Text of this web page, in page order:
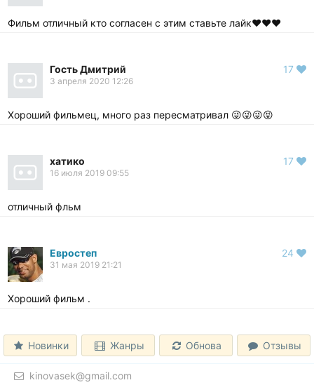
Фильм отличный кто согласен с этим ставьте лайк❤❤❤
Гость Дмитрий
3 апреля 2020 12:26
17
Хороший фильмец, много раз пересматривал 😜😜😜😝
хатико
16 июля 2019 09:55
17
отличный фльм
Евростеп
31 мая 2019 21:21
24
Хороший фильм .
Новинки Жанры Обнова Отзывы
kinovasek@gmail.com